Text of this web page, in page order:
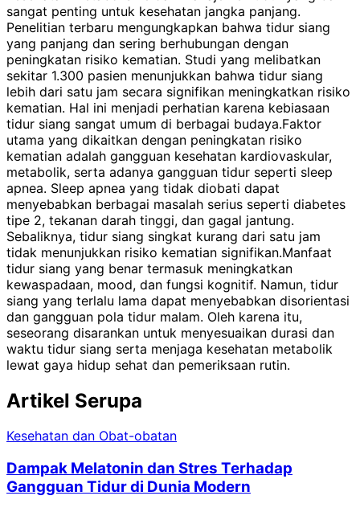
sangat penting untuk kesehatan jangka panjang.
Penelitian terbaru mengungkapkan bahwa tidur siang
yang panjang dan sering berhubungan dengan
peningkatan risiko kematian. Studi yang melibatkan
sekitar 1.300 pasien menunjukkan bahwa tidur siang
lebih dari satu jam secara signifikan meningkatkan risiko
kematian. Hal ini menjadi perhatian karena kebiasaan
tidur siang sangat umum di berbagai budaya.Faktor
utama yang dikaitkan dengan peningkatan risiko
kematian adalah gangguan kesehatan kardiovaskular,
metabolik, serta adanya gangguan tidur seperti sleep
apnea. Sleep apnea yang tidak diobati dapat
menyebabkan berbagai masalah serius seperti diabetes
tipe 2, tekanan darah tinggi, dan gagal jantung.
Sebaliknya, tidur siang singkat kurang dari satu jam
tidak menunjukkan risiko kematian signifikan.Manfaat
tidur siang yang benar termasuk meningkatkan
kewaspadaan, mood, dan fungsi kognitif. Namun, tidur
siang yang terlalu lama dapat menyebabkan disorientasi
dan gangguan pola tidur malam. Oleh karena itu,
seseorang disarankan untuk menyesuaikan durasi dan
waktu tidur siang serta menjaga kesehatan metabolik
lewat gaya hidup sehat dan pemeriksaan rutin.
Artikel Serupa
Kesehatan dan Obat-obatan
Dampak Melatonin dan Stres Terhadap
Gangguan Tidur di Dunia Modern